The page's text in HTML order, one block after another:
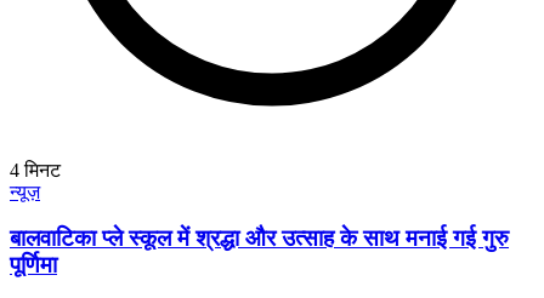
4मिनट
न्यूज़
बालवाटिका प्ले स्कूल में श्रद्धा और उत्साह के साथ मनाई गई गुरु
पूर्णिमा